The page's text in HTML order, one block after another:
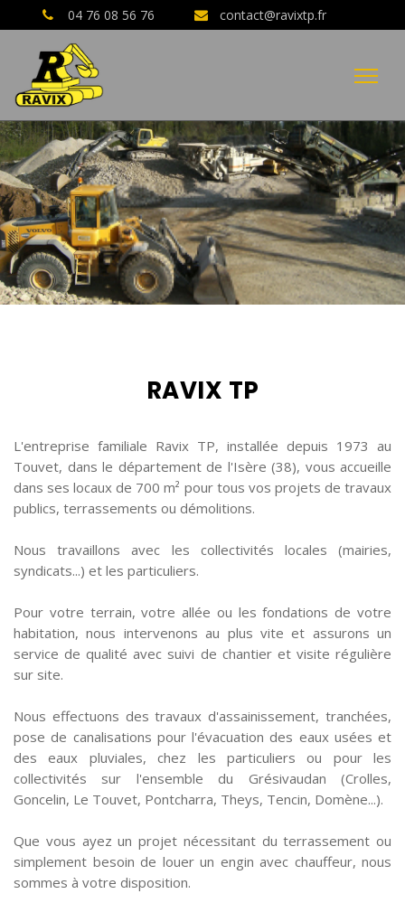
04 76 08 56 76 contact@ravixtp.fr
04 76 08 56 76 AVIS CLIENTS GOOGLE
RAVIX TP
L'entreprise familiale Ravix TP, installée depuis 1973 au
Touvet, dans le département de l'Isère (38), vous accueille
dans ses locaux de 700 m² pour tous vos projets de travaux
publics, terrassements ou démolitions.
Nous travaillons avec les collectivités locales (mairies,
syndicats...) et les particuliers.
Pour votre terrain, votre allée ou les fondations de votre
habitation, nous intervenons au plus vite et assurons un
service de qualité avec suivi de chantier et visite régulière
sur site.
Nous effectuons des travaux d'assainissement, tranchées,
pose de canalisations pour l'évacuation des eaux usées et
des eaux pluviales, chez les particuliers ou pour les
collectivités sur l'ensemble du Grésivaudan (Crolles,
Goncelin, Le Touvet, Pontcharra, Theys, Tencin, Domène...).
Que vous ayez un projet nécessitant du terrassement ou
simplement besoin de louer un engin avec chauffeur, nous
sommes à votre disposition.